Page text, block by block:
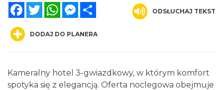
FacebookTwitterWhatsAppMessenger
ODSŁUCHAJ TEKST
DODAJ DO PLANERA
Kameralny hotel 3-gwiazdkowy, w którym komfort
spotyka się z elegancją. Oferta noclegowa obejmuje